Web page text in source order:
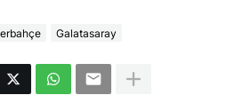
Galatasaray